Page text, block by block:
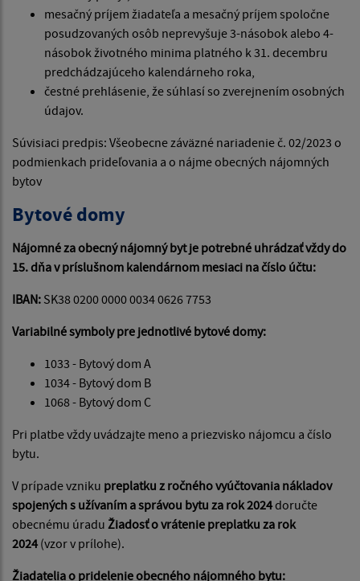
mesačný príjem žiadateľa a mesačný príjem spoločne
posudzovaných osôb neprevyšuje 3-násobok alebo 4-
násobok životného minima platného k 31. decembru
predchádzajúceho kalendárneho roka,
čestné prehlásenie, že súhlasí so zverejnením osobných
údajov.
Súvisiaci predpis: Všeobecne záväzné nariadenie č. 02/2023 o
podmienkach prideľovania a o nájme obecných nájomných
bytov
Bytové domy
Nájomné za obecný nájomný byt je potrebné uhrádzať vždy do
15. dňa v príslušnom kalendárnom mesiaci na číslo účtu:
IBAN: SK38 0200 0000 0034 0626 7753
Variabilné symboly pre jednotlivé bytové domy:
1033 - Bytový dom A
1034 - Bytový dom B
1068 - Bytový dom C
Pri platbe vždy uvádzajte meno a priezvisko nájomcu a číslo
bytu.
V prípade vzniku preplatku z ročného vyúčtovania nákladov
spojených s užívaním a správou bytu za rok 2024doručte
obecnému úradu Žiadosť o vrátenie preplatku za rok
2024 (vzor v prílohe).
Žiadatelia o pridelenie obecného nájomného bytu: